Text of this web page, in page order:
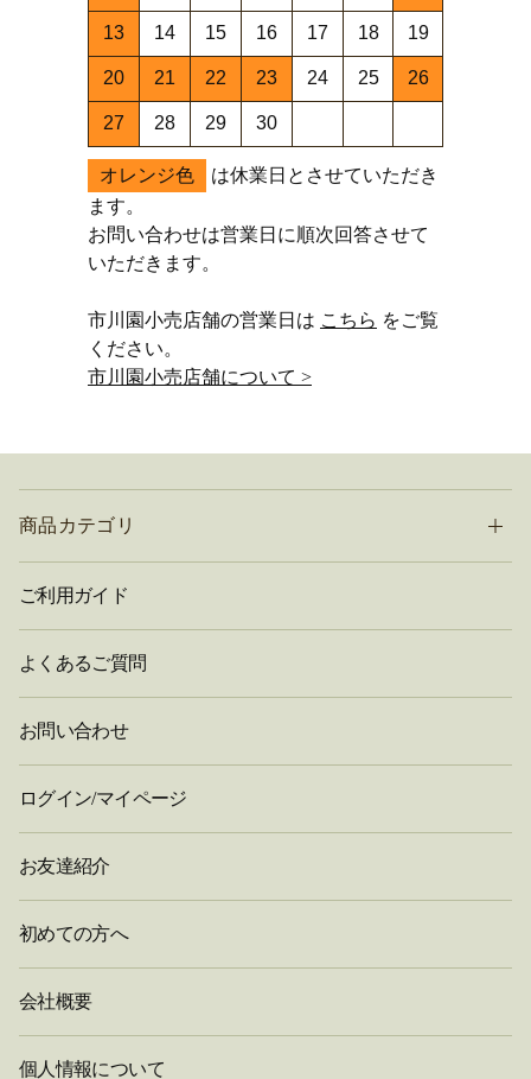
13 14 15 16 17 18 19
20 21 22 23 24 25 26
27 28 29 30
オレンジ色
は休業日とさせていただき
ます。
お問い合わせは営業日に順次回答させて
いただきます。
市川園小売店舗の営業日は こちら をご覧
ください。
市川園小売店舗について >
商品カテゴリ
ご利用ガイド
よくあるご質問
お問い合わせ
ログイン/マイページ
お友達紹介
初めての方へ
会社概要
個人情報について